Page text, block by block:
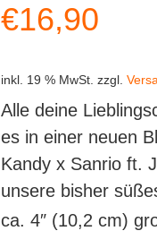
€16,90
inkl. 19 % MwSt. zzgl.
Alle deine
es in einer neuen
Kandy x Sanrio ft.
unsere bisher
ca. 4″ (10,2 cm)